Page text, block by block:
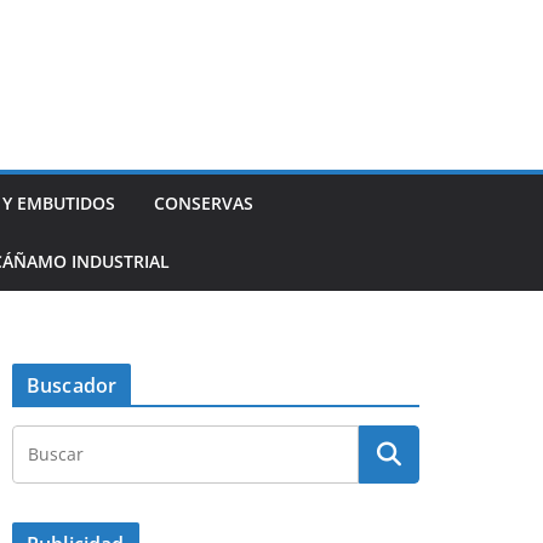
EMBUTIDOS CONSERVAS
INDUSTRIAL
Buscador